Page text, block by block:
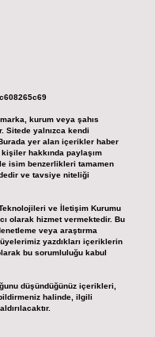
kurum veya şahıs
Sitede yalnızca kendi
Burada yer alan içerikler haber
hakkında paylaşım
isim benzerlikleri tamamen
ve tavsiye niteliği
ve İletişim Kurumu
olarak hizmet vermektedir. Bu
veya araştırma
yazdıkları içeriklerin
bu sorumluluğu kabul
düşündüğünüz içerikleri,
halinde, ilgili